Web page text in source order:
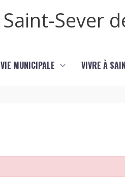
Saint-Sever
VIE MUNICIPALE VIVRE À